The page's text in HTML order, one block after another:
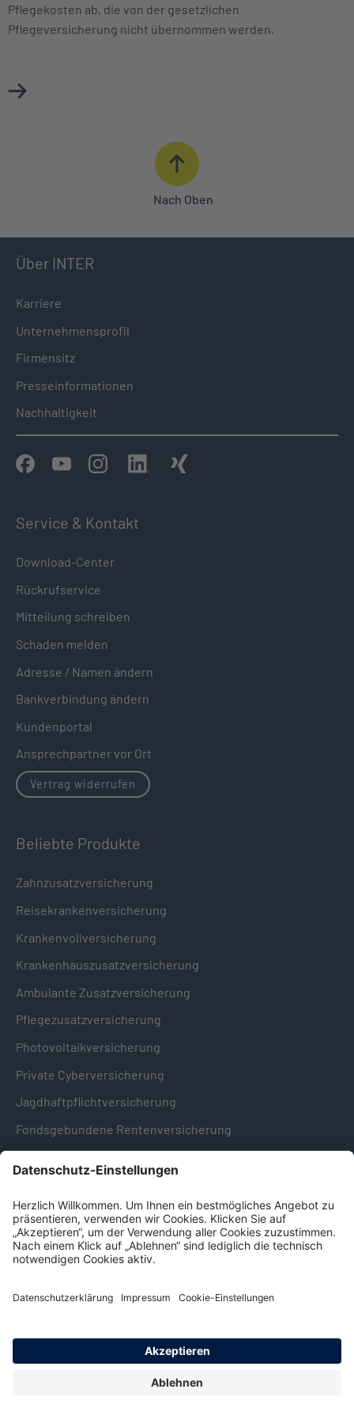
Pflegekosten ab, die von der gesetzlichen
Pflegeversicherung nicht übernommen werden.
Mehr über Pflegetagegeldversicherung erfahren
Nach Oben
Über INTER
Karriere
Unternehmensprofil
Firmensitz
Presseinformationen
Nachhaltigkeit
Service & Kontakt
Download-Center
Rückrufservice
Mitteilung schreiben
Schaden melden
Adresse / Namen ändern
Bankverbindung ändern
Kundenportal
Ansprechpartner vor Ort
Vertrag widerrufen
Beliebte Produkte
Zahnzusatzversicherung
Reisekrankenversicherung
Krankenvollversicherung
Krankenhauszusatzversicherung
Ambulante Zusatzversicherung
Pflegezusatzversicherung
Photovoltaikversicherung
Private Cyberversicherung
Jagdhaftpflichtversicherung
Fondsgebundene Rentenversicherung
Hinweise & Informationen
Impressum
Datenschutz
Hinweisgebersystem -